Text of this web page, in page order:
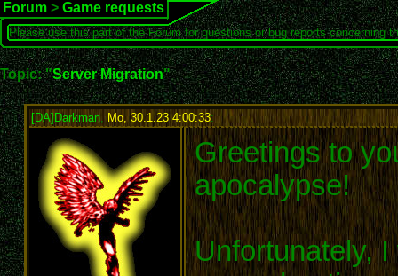
Forum > Game requests
Please use this part of the Forum for questions or bug reports concerning
Topic: "Server Migration"
[DA]Darkman, Mo, 30.1.23 4:00:33:
Greetings to
apocalypse!
Unfortunately,